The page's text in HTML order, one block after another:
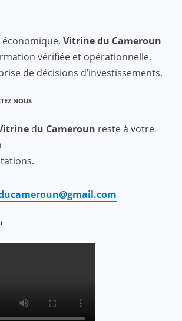
économique, Vitrine du Cameroun
vérifiée et opérationnelle,
de décisions d’investissements.
NOUS
du Cameroun reste à votre